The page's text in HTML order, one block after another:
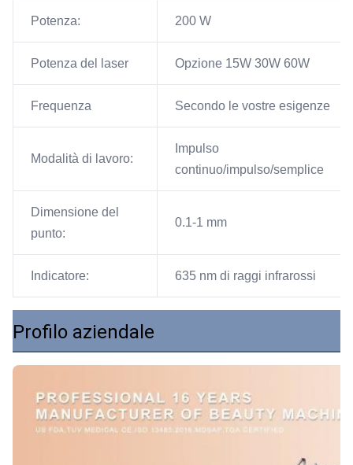
Potenza: 200 W
Potenza del laser Opzione 15W 30W 60W
Frequenza Secondo le vostre esigenze
Modalità di lavoro:
Impulso
continuo/impulso/semplice
Dimensione del
punto:
0.1-1 mm
Indicatore: 635 nm di raggi infrarossi
Profilo aziendale